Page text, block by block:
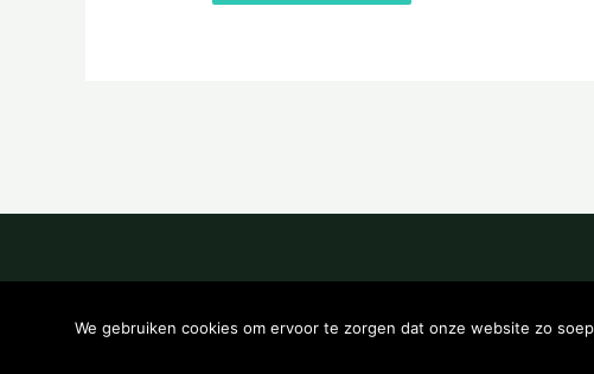
We gebruiken cookies om ervoor te zorgen dat onze website zo